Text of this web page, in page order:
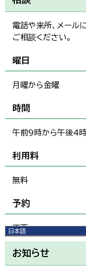
日本語
日本語
English
한국어
電話や来所、メール
ご相談ください。
曜日
月曜から金曜
時間
午前9時から午後4
利用料
無料
予約
不要
お知らせ